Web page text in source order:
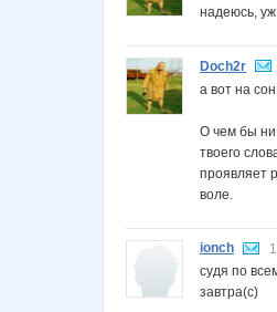
надеюсь,
Doch2r
а вот на
О чем бы ни
твоего
проявляет
воле.
ionch
судя по
завтра(с)